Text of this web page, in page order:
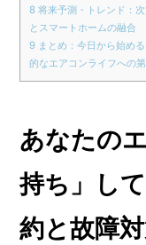
8 将来予測・トレンド：
とスマートホームの融合
9 まとめ：今日から始め
的なエアコンライフへの
あなたの
持ち」し
約と故障